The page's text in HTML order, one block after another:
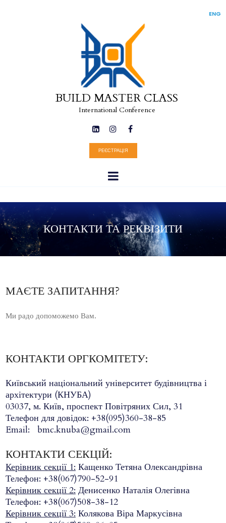
ENG
BUILD MASTER CLASS
International Conference
  
РЕЄСТРАЦІЯ
КОНТАКТИ ТА РЕКВІЗИТИ
МАЄТЕ ЗАПИТАННЯ?
Ми радо допоможемо Вам.
КОНТАКТИ ОРГКОМІТЕТУ:
Київський національний університет будівництва і
архітектури (КНУБА)
03037, м. Київ, проспект Повітряних Сил, 31
Телефон для довідок: +38(095)360-38-85
Email: bmc.knuba@gmail.com
КОНТАКТИ СЕКЦІЙ:
Керівник секції 1: Кащенко Тетяна Олександрівна
Телефон: +38(067)790-52-91
Керівник секції 2: Денисенко Наталія Олегівна
Телефон: +38(067)508-38-12
Керівник секції 3: Колякова Віра Маркусівна